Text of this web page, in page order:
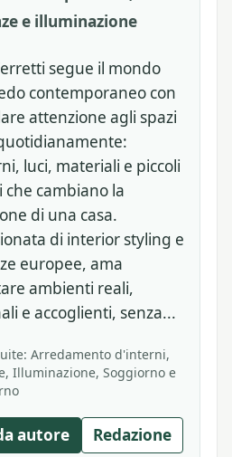
e illuminazione
segue il mondo
contemporaneo con
attenzione agli spazi
luci, materiali e piccoli
che cambiano la
di una casa.
di interior styling e
europee, ama
ambienti reali,
e accoglienti, senza...
Arredamento d'interni,
Illuminazione, Soggiorno e
autore Redazione